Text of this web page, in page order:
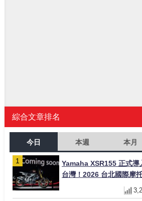
綜合文章排名
今日 本週 本月
Yamaha XSR155 正式導
台灣！2026 台北國際摩
展亮相，70 週年紀念版
YZF-R 系列限量追加販售